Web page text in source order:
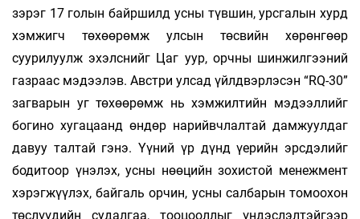
зэрэг 17 голын байршилд усны түвшин, урсгалын хурд
хэмжигч төхөөрөмж улсын төсвийн хөрөнгөөр
суурилуулж эхэлснийг Цаг уур, орчны шинжилгээний
газраас мэдээлэв. Австри улсад үйлдвэрлэсэн “RQ-30”
загварын уг төхөөрөмж нь хэмжилтийн мэдээллийг
богино хугацаанд өндөр нарийвчлалтай дамжуулдаг
давуу талтай гэнэ. Үүний үр дүнд үерийн эрсдэлийг
бодитоор үнэлэх, усны нөөцийн зохистой менежмент
хэрэгжүүлэх, байгаль орчин, усны салбарын томоохон
төслүүдийн судалгаа, тооцооллыг үндэслэлтэйгээр